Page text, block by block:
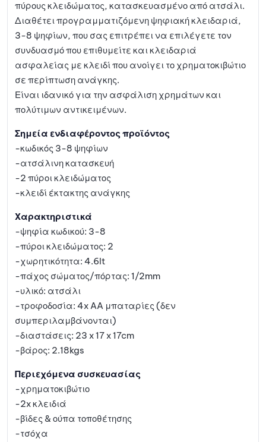
πύρους κλειδώματος, κατασκευασμένο από ατσάλι.
Διαθέτει προγραμματιζόμενη ψηφιακή κλειδαριά,
3-8 ψηφίων, που σας επιτρέπει να επιλέγετε τον
συνδυασμό που επιθυμείτε και κλειδαριά
ασφαλείας με κλειδί που ανοίγει το χρηματοκιβώτιο
σε περίπτωση ανάγκης.
Είναι ιδανικό για την ασφάλιση χρημάτων και
πολύτιμων αντικειμένων.
Σημεία ενδιαφέροντος προϊόντος
-κωδικός 3-8 ψηφίων
-ατσάλινη κατασκευή
-2 πύροι κλειδώματος
-κλειδί έκτακτης ανάγκης
Χαρακτηριστικά
-ψηφία κωδικού: 3-8
-πύροι κλειδώματος: 2
-χωρητικότητα: 4.6lt
-πάχος σώματος/πόρτας: 1/2mm
-υλικό: ατσάλι
-τροφοδοσία: 4x AA μπαταρίες (δεν
συμπεριλαμβάνονται)
-διαστάσεις: 23 x 17 x 17cm
-βάρος: 2.18kgs
Περιεχόμενα συσκευασίας
-χρηματοκιβώτιο
-2x κλειδιά
-βίδες & ούπα τοποθέτησης
-τσόχα